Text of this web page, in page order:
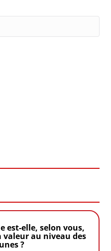
est-elle, selon vous,
au niveau des
?